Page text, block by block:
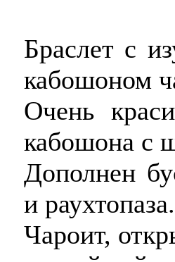
Браслет с
кабошоном
Очень
кабошона с
Дополнен
и раухтопаза.
Чароит,